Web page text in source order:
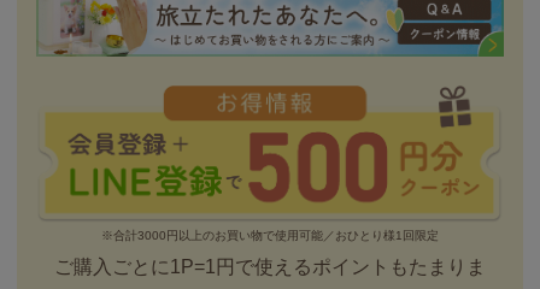
※合計3000円以上のお買い物で使用可能／おひとり様1回限定
ご購入ごとに1P=1円で使えるポイントもたまりま